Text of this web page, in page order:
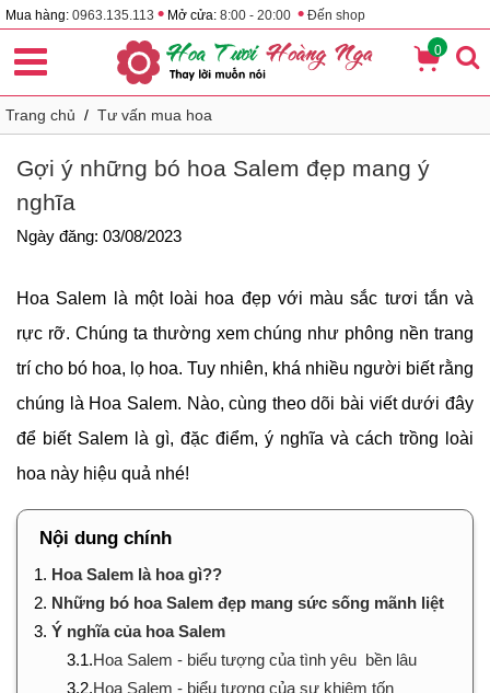
Mua hàng: 0963.135.113 • Mở cửa: 8:00 - 20:00 • Đến shop
0
Trang chủ / Tư vấn mua hoa
Gợi ý những bó hoa Salem đẹp mang ý
nghĩa
Ngày đăng: 03/08/2023
Hoa Salem là một loài hoa đẹp với màu sắc tươi tắn và
rực rỡ. Chúng ta thường xem chúng như phông nền trang
trí cho bó hoa, lọ hoa. Tuy nhiên, khá nhiều người biết rằng
chúng là Hoa Salem. Nào, cùng theo dõi bài viết dưới đây
để biết Salem là gì, đặc điểm, ý nghĩa và cách trồng loài
hoa này hiệu quả nhé!
Nội dung chính
1. Hoa Salem là hoa gì??
2. Những bó hoa Salem đẹp mang sức sống mãnh liệt
3. Ý nghĩa của hoa Salem
3.1.Hoa Salem - biểu tượng của tình yêu bền lâu
3.2.Hoa Salem - biểu tượng của sự khiêm tốn